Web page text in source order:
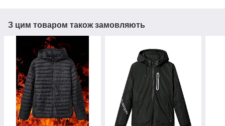
З цим товаром також замовляють